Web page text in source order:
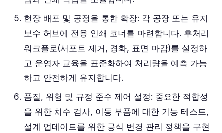
현장 배포 및 공정을 통한 확장: 각 공장 또는 유지
보수 허브에 전용 인쇄 코너를 마련합니다. 후처리
워크플로(서포트 제거, 경화, 표면 마감)를 설정하
고 운영자 교육을 표준화하여 처리량을 예측 가능
하고 안전하게 유지합니다.
품질, 위험 및 규정 준수 제어 설정: 중요한 적합성
을 위한 치수 검사, 이동 부품에 대한 기능 테스트,
설계 업데이트를 위한 공식 변경 관리 정책을 구현